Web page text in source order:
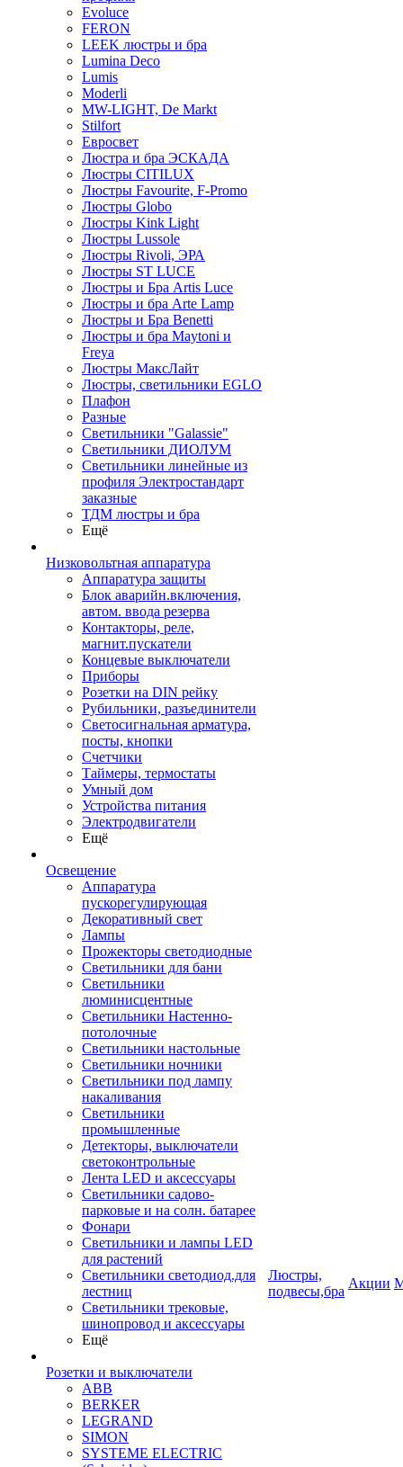
Evoluce
FERON
LEEK люстры и бра
Lumina Deco
Lumis
Moderli
MW-LIGHT, De Markt
Stilfort
Евросвет
Люстра и бра ЭСКАДА
Люстры CITILUX
Люстры Favourite, F-Promo
Люстры Globo
Люстры Kink Light
Люстры Lussole
Люстры Rivoli, ЭРА
Люстры ST LUCE
Люстры и Бра Artis Luce
Люстры и бра Arte Lamp
Люстры и Бра Benetti
Люстры и бра Maytoni и
Freya
Люстры МаксЛайт
Люстры, светильники EGLO
Плафон
Разные
Светильники "Galassie"
Светильники ДИОЛУМ
Светильники линейные из
профиля Электростандарт
заказные
ТДМ люстры и бра
Ещё
Низковольтная аппаратура
Аппаратура защиты
Блок аварийн.включения,
автом. ввода резерва
Контакторы, реле,
магнит.пускатели
Концевые выключатели
Приборы
Розетки на DIN рейку
Рубильники, разъединители
Светосигнальная арматура,
посты, кнопки
Счетчики
Таймеры, термостаты
Умный дом
Устройства питания
Электродвигатели
Ещё
Освещение
Аппаратура
пускорегулирующая
Декоративный свет
Лампы
Прожекторы светодиодные
Светильники для бани
Светильники
люминисцентные
Светильники Настенно-
потолочные
Светильники настольные
Светильники ночники
Светильники под лампу
накаливания
Светильники
промышленные
Детекторы, выключатели
светоконтрольные
Лента LED и аксессуары
Светильники садово-
парковые и на солн. батарее
Фонари
Светильники и лампы LED
для растений
Светильники светодиод.для
лестниц
Светильники трековые,
шинопровод и аксессуары
Ещё
Розетки и выключатели
ABB
BERKER
LEGRAND
SIMON
SYSTEME ELECTRIC
Люстры,
подвесы,бра
Акции